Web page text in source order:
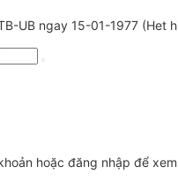
UB ngay 15-01-1977 (Het
hoặc đăng nhập để